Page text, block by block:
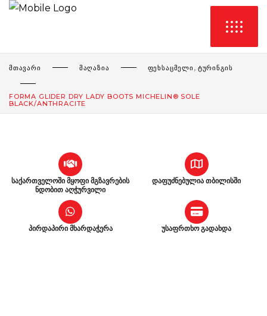
ᲛᲗᲐᲕᲐᲠᲘ ᲛᲐᲦᲐᲖᲘᲐ ᲤᲔᲮᲡᲐᲪᲛᲔᲚᲘ, ᲢᲣᲠᲘᲜᲒᲘᲡ
FORMA GLIDER DRY LADY BOOTS MICHELIN® SOLE
BLACK/ANTHRACITE
საქართველოში მყოფი მგზავრების
ნდობით აღჭურვილი
დაფუძნებულია თბილისში
პირდაპირი მხარდაჭერა უსაფრთხო გადახდა